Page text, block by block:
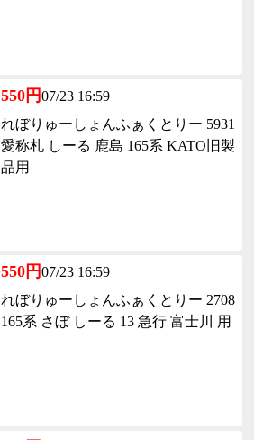
550円07/23 16:59
れぼりゅーしょんふぁくとりー 5931
愛称札 しーる 鹿島 165系 KATO旧製
品用
550円07/23 16:59
れぼりゅーしょんふぁくとりー 2708
165系 さぼ しーる 13 急行 富士川 用